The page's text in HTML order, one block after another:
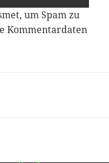
um Spam zu
Kommentardaten